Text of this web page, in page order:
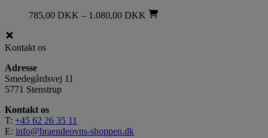
785,00 DKK – 1.080,00 DKK
Kontakt os
Adresse
Smedegårdsvej 11
5771 Stenstrup
Kontakt os
T: +45 62 26 35 11
E: info@braendeovns-shoppen.dk